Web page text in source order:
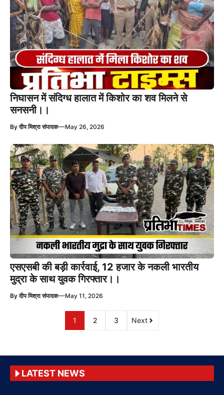
निघासन में संदिग्ध हालात में किशोर का शव मिलने से
सनसनी।।
Byदीप मिश्रा संपादक—May 26, 2026
एसएसबी की बड़ी कार्रवाई, 12 हजार के नकली भारतीय
मुद्रा के साथ युवक गिरफ्तार।।
Byदीप मिश्रा संपादक—May 11, 2026
1 2 3 Next
LATEST NEWS